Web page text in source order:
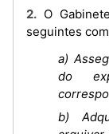
2. O Gabinete de Apoio ao Director-Geral tem as
seguintes
a)
do
b)